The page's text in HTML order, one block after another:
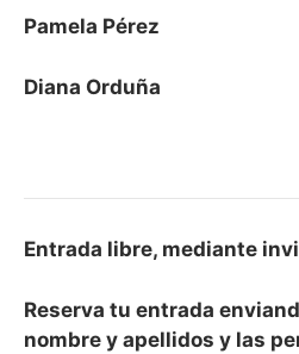
Pamela Pérez
Diana Orduña
Entrada libre, mediante
Reserva tu entrada
nombre y apellidos y las